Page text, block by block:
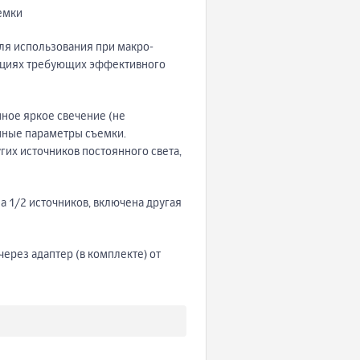
использования при макро-
требующих эффективного
яркое свечение (не
параметры съемки.
источников постоянного света,
2 источников, включена другая
адаптер (в комплекте) от